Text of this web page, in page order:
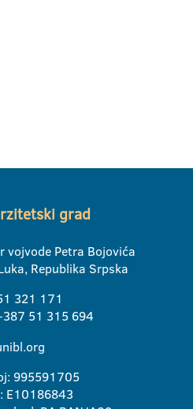
grad
vojvode Petra Bojovića
Republika Srpska
321 171
51 315 694
995591705
E10186843